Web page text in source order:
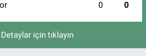
0 0
Detaylar için tıklayın